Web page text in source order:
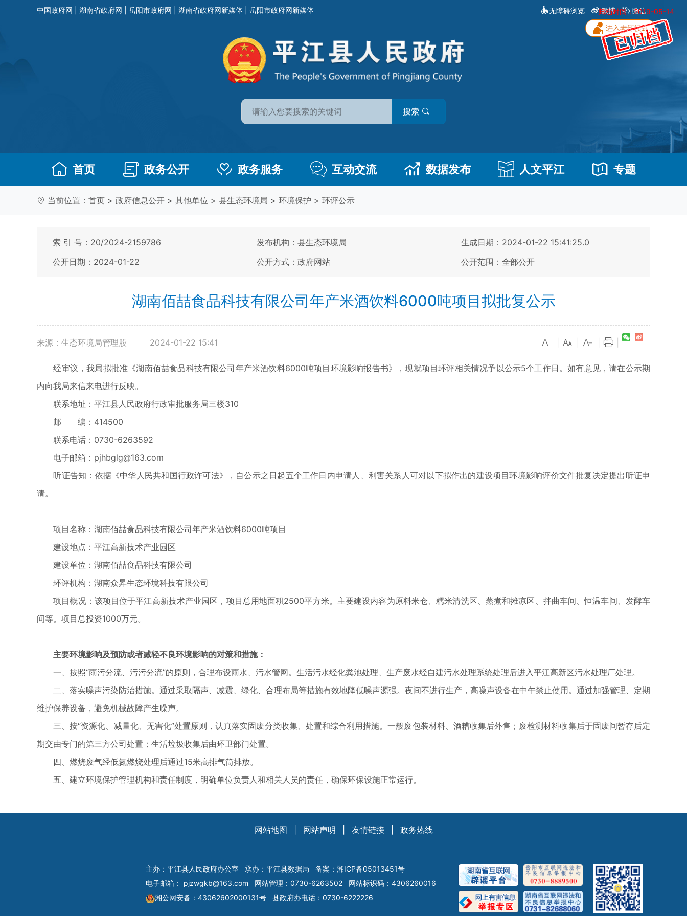
归档时间：2019-05-14
中国政府网 湖南省政府网 岳阳市政府网 湖南省政府网新媒体 岳阳市政府网新媒体 无障碍浏览 微博 微信
搜索
首页 政务公开 政务服务 互动交流 数据发布 人文平江 专题
当前位置： 首页 > 政府信息公开 > 其他单位 > 县生态环境局 > 环境保护 > 环评公示
索 引 号：20/2024-2159786 发布机构：县生态环境局
生成日期：2024-01-22 15:41:25.0
公开日期：2024-01-22
公开方式：政府网站 公开范围：全部公开
湖南佰喆食品科技有限公司年产米酒饮料6000吨项目拟批复公示
来源：生态环境局管理股 2024-01-22 15:41
经审议，我局拟批准《湖南佰喆食品科技有限公司年产米酒饮料6000吨项目环境影响报告书》，现就项目环评相关情况予以公示5个工作日。如有意见，请在公示期
内向我局来信来电进行反映。
联系地址：平江县人民政府行政审批服务局三楼310
邮 编：414500
联系电话：0730-6263592
电子邮箱：pjhbglg@163.com
听证告知：依据《中华人民共和国行政许可法》，自公示之日起五个工作日内申请人、利害关系人可对以下拟作出的建设项目环境影响评价文件批复决定提出听证申
请。
项目名称：湖南佰喆食品科技有限公司年产米酒饮料6000吨项目
建设地点：平江高新技术产业园区
建设单位：湖南佰喆食品科技有限公司
环评机构：湖南众昇生态环境科技有限公司
项目概况：该项目位于平江高新技术产业园区，项目总用地面积2500平方米。主要建设内容为原料米仓、糯米清洗区、蒸煮和摊凉区、拌曲车间、恒温车间、发酵车
间等。项目总投资1000万元。
主要环境影响及预防或者减轻不良环境影响的对策和措施：
一、按照“雨污分流、污污分流”的原则，合理布设雨水、污水管网。生活污水经化粪池处理、生产废水经自建污水处理系统处理后进入平江高新区污水处理厂处理。
二、落实噪声污染防治措施。通过采取隔声、减震、绿化、合理布局等措施有效地降低噪声源强。夜间不进行生产，高噪声设备在中午禁止使用。通过加强管理、定期
维护保养设备，避免机械故障产生噪声。
三、按“资源化、减量化、无害化”处置原则，认真落实固废分类收集、处置和综合利用措施。一般废包装材料、酒糟收集后外售；废检测材料收集后于固废间暂存后定
期交由专门的第三方公司处置；生活垃圾收集后由环卫部门处置。
四、燃烧废气经低氮燃烧处理后通过15米高排气筒排放。
五、建立环境保护管理机构和责任制度，明确单位负责人和相关人员的责任，确保环保设施正常运行。
网站地图 网站声明 友情链接 政务热线
主办：平江县人民政府办公室 承办：平江县数据局 备案： 湘ICP备05013451号
电子邮箱： pjzwgkb@163.com 网站管理：0730-6263502
网站标识码：4306260016
湘公网安备：43062602000131号
县政府办电话：0730-6222226